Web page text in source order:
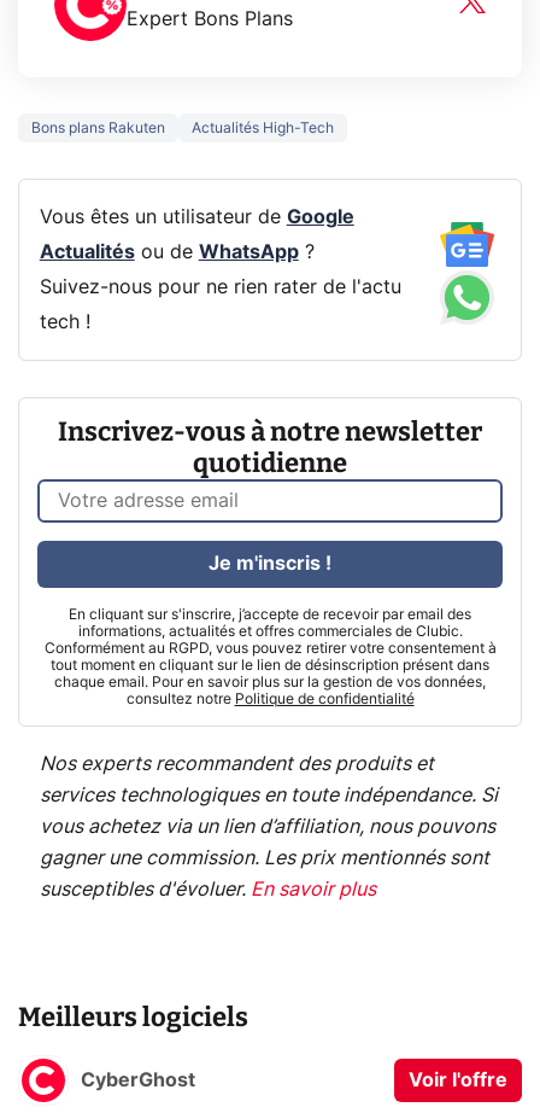
Expert Bons Plans
Bons plans Rakuten Actualités High-Tech
Vous êtes un utilisateur de Google
Actualitésou de WhatsApp?
Suivez-nous pour ne rien rater de l'actu
tech !
Inscrivez-vous à notre newsletter
quotidienne
En cliquant sur s'inscrire, j’accepte de recevoir par email des
informations, actualités et offres commerciales de Clubic.
Conformément au RGPD, vous pouvez retirer votre consentement à
tout moment en cliquant sur le lien de désinscription présent dans
chaque email. Pour en savoir plus sur la gestion de vos données,
consultez notre Politique de confidentialité
Je m'inscris !
Nos experts recommandent des produits et
services technologiques en toute indépendance. Si
vous achetez via un lien d’affiliation, nous pouvons
gagner une commission. Les prix mentionnés sont
susceptibles d'évoluer. En savoir plus
Meilleurs logiciels
CyberGhost Voir l'offre